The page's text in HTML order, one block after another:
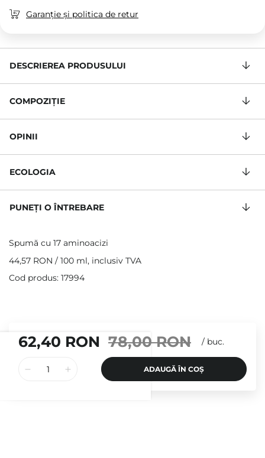
62,40 RON 78,00 RON / buc.
ADAUGĂ ÎN COȘ
Garanție și politica de retur
DESCRIEREA PRODUSULUI
COMPOZIŢIE
OPINII
ECOLOGIA
PUNEȚI O ÎNTREBARE
Spumă cu 17 aminoacizi
44,57 RON / 100 ml, inclusiv TVA
Cod produs: 17994